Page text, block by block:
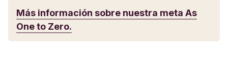
Más información sobre nuestra meta As
One to Zero.